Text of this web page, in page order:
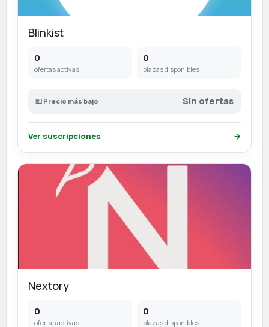
Blinkist
0
ofertas activas
0
plazas disponibles
💶 Precio más bajo Sin ofertas
Ver suscripciones →
Nextory
0
ofertas activas
0
plazas disponibles